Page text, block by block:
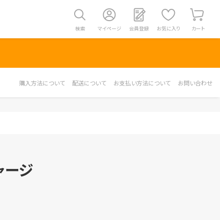
検索 マイページ 会員登録 お気に入り カート
購入方法について 配送について お支払い方法について お問い合わせ
ジ